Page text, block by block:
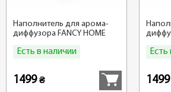
Наполнитель для арома-
диффузора FANCY HOME
Есть в наличии
1499₴
Есть